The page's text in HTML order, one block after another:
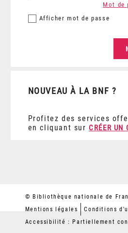
Afficher mot de passe
Mot de
NOUVEAU À LA BNF ?
Profitez des services
en cliquant sur CRÉER UN
© Bibliothèque nationale de
Mentions légales
Conditions
Accessibilité : Partiellement